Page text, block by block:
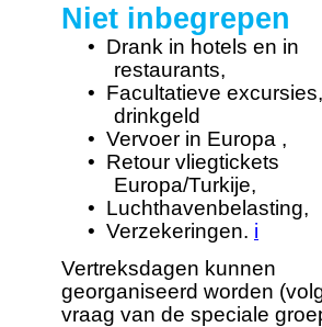
Niet inbegrepen
• Drank in hotels en in
restaurants,
• Facultatieve excursies,
drinkgeld
• Vervoer in Europa ,
• Retour vliegtickets
Europa/Turkije,
• Luchthavenbelasting,
• Verzekeringen. i
Vertreksdagen kunnen
georganiseerd worden
vraag van de speciale